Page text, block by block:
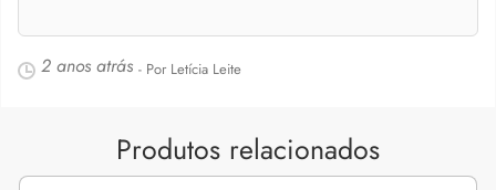
2 anos atrás - Por Letícia Leite
Produtos relacionados